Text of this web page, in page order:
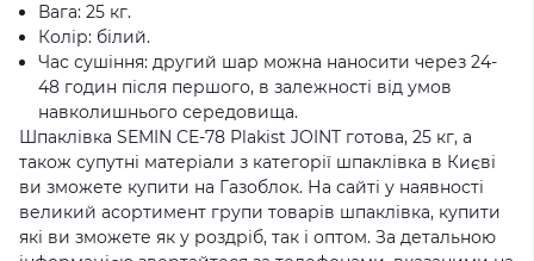
Вага: 25 кг.
Колір: білий.
Час сушіння: другий шар можна наносити через 24-
48 годин після першого, в залежності від умов
навколишнього середовища.
Шпаклівка SEMIN CE-78 Plakist JOINT готова, 25 кг, а
також супутні матеріали з категорії шпаклівка в Києві
ви зможете купити на Газоблок. На сайті у наявності
великий асортимент групи товарів шпаклівка, купити
які ви зможете як у роздріб, так і оптом. За детальною